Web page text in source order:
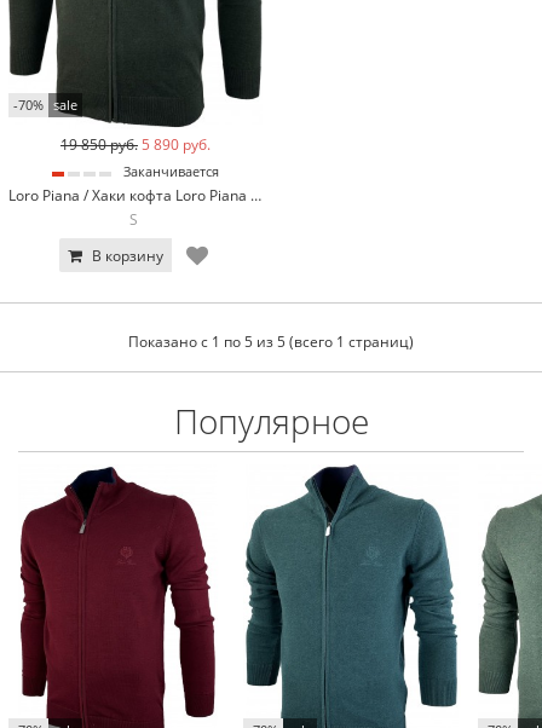
-70% sale
19 850 руб. 5 890 руб.
Заканчивается
Loro Piana / Хаки кофта Loro Piana 7953-22
S
В корзину
Показано с 1 по 5 из 5 (всего 1 страниц)
Популярное